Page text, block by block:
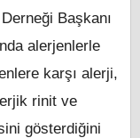
Başkanı
alerjenlerle
karşı alerji,
rinit ve
gösterdiğini